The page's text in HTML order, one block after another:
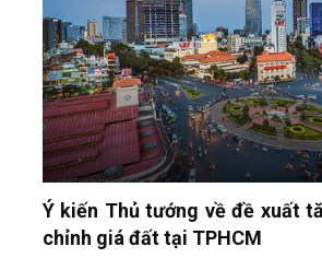
Ý kiến Thủ tướng về đề xuất
chỉnh giá đất tại TPHCM